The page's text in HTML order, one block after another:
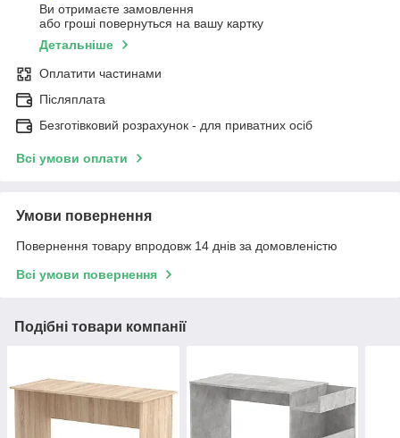
Ви отримаєте замовлення
або гроші повернуться на вашу картку
Детальніше
Оплатити частинами
Післяплата
Безготівковий розрахунок - для приватних осіб
Всі умови оплати
Умови повернення
Повернення товару впродовж 14 днів за домовленістю
Всі умови повернення
Подібні товари компанії